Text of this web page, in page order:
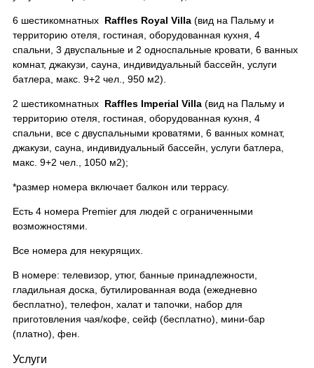
6 шестикомнатных Raffles Royal Villa (вид на Пальму и
территорию отеля, гостиная, оборудованная кухня, 4
спальни, 3 двуспальные и 2 односпальные кровати, 6 ванных
комнат, джакузи, сауна, индивидуальный бассейн, услуги
батлера, макс. 9+2 чел., 950 м2).
2 шестикомнатных Raffles Imperial Villa (вид на Пальму и
территорию отеля, гостиная, оборудованная кухня, 4
спальни, все с двуспальными кроватями, 6 ванных комнат,
джакузи, сауна, индивидуальный бассейн, услуги батлера,
макс. 9+2 чел., 1050 м2);
*размер номера включает балкон или террасу.
Есть 4 номера Premier для людей с ограниченными
возможностями.
Все номера для некурящих.
В номере: телевизор, утюг, банные принадлежности,
гладильная доска, бутилированная вода (ежедневно
бесплатно), телефон, халат и тапочки, набор для
приготовления чая/кофе, сейф (бесплатно), мини-бар
(платно), фен.
Услуги